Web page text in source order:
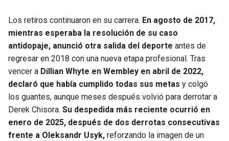
Los retiros continuaron en su carrera. En agosto de 2017,
mientras esperaba la resolución de su caso
antidopaje, anunció otra salida del deporte antes de
regresar en 2018 con una nueva etapa profesional. Tras
vencer a Dillian Whyte en Wembley en abril de 2022,
declaró que había cumplido todas sus metas y colgó
los guantes, aunque meses después volvió para derrotar a
Derek Chisora. Su despedida más reciente ocurrió en
enero de 2025, después de dos derrotas consecutivas
frente a Oleksandr Usyk, reforzando la imagen de un